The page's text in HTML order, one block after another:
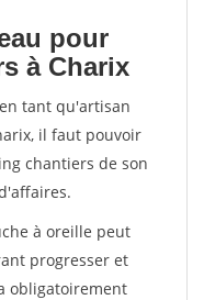
pour
à Charix
tant qu'artisan
il faut pouvoir
chantiers de son
à oreille peut
progresser et
obligatoirement